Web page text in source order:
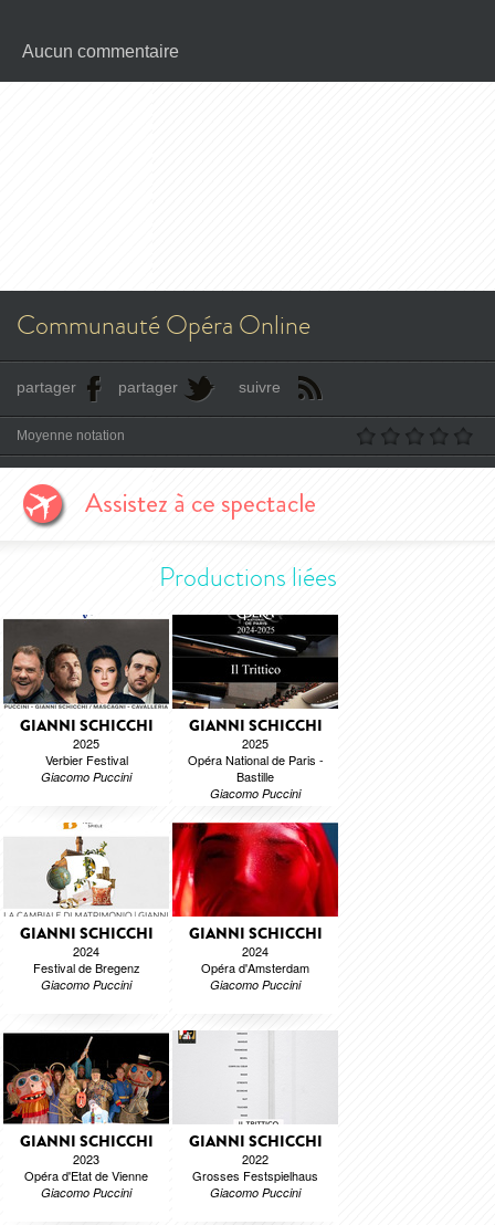
Aucun commentaire
Communauté Opéra Online
partager partager suivre
Moyenne notation
Productions liées
GIANNI SCHICCHI
2025
Verbier Festival
Giacomo Puccini
GIANNI SCHICCHI
2025
Opéra National de Paris -
Bastille
Giacomo Puccini
GIANNI SCHICCHI
2024
Festival de Bregenz
Giacomo Puccini
GIANNI SCHICCHI
2024
Opéra d'Amsterdam
Giacomo Puccini
GIANNI SCHICCHI
2023
Opéra d'Etat de Vienne
Giacomo Puccini
GIANNI SCHICCHI
2022
Grosses Festspielhaus
Giacomo Puccini